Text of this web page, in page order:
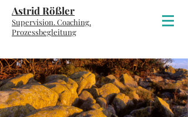
Astrid Rößler
Supervision. Coaching.
Prozessbegleitung